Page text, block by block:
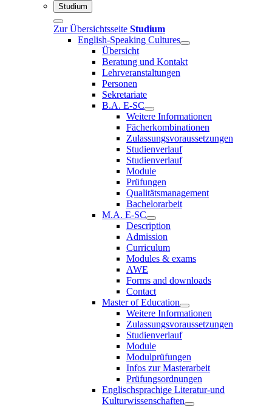
Studium
Zur Übersichtsseite Studium
English-Speaking Cultures
Übersicht
Beratung und Kontakt
Lehrveranstaltungen
Personen
Sekretariate
B.A. E-SC
Weitere Informationen
Fächerkombinationen
Zulassungsvoraussetzungen
Studienverlauf
Studienverlauf
Module
Prüfungen
Qualitätsmanagement
Bachelorarbeit
M.A. E-SC
Description
Admission
Curriculum
Modules & exams
AWE
Forms and downloads
Contact
Master of Education
Weitere Informationen
Zulassungsvoraussetzungen
Studienverlauf
Module
Modulprüfungen
Infos zur Masterarbeit
Prüfungsordnungen
Englischsprachige Literatur-und
Kulturwissenschaften